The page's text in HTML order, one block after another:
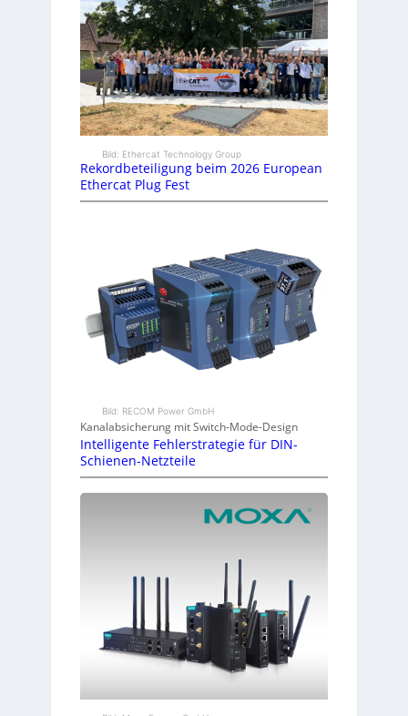
Bild: Ethercat Technology Group
Rekordbeteiligung beim 2026 European
Ethercat Plug Fest
Bild: RECOM Power GmbH
Kanalabsicherung mit Switch-Mode-Design
Intelligente Fehlerstrategie für DIN-
Schienen-Netzteile